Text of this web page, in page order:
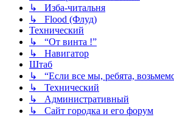
↳ Изба-читальня
↳ Flood (Флуд)
Технический
↳ “От винта !”
↳ Навигатор
Штаб
↳ “Если все мы, ребята,
↳ Технический
↳ Административный
↳ Сайт городка и его форум